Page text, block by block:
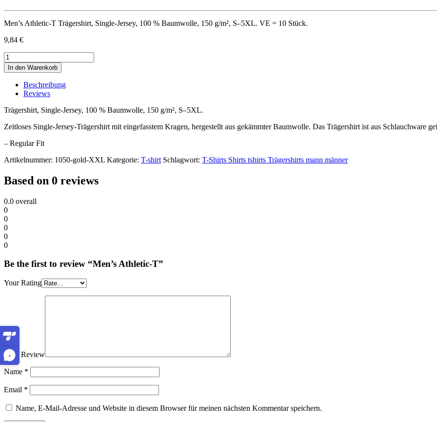
-
Men’s Athletic-T Trägershirt, Single-Jersey, 100 % Baumwolle, 150 g/m², S–5XL. VE = 10 Stück.
9,84 €
Men’s
Athletic-
T
quantity
In den Warenkorb
Beschreibung
Reviews
Trägershirt, Single-Jersey, 100 % Baumwolle, 150 g/m², S–5XL.
Zeitloses Single-Jersey-Trägershirt mit eingefasstem Kragen, hergestellt aus gekämmter Baumwolle. Das Trägershirt ist aus Schlauchware
– Regular Fit
Artikelnummer: 1050-gold-XXL Kategorie: T-shirt Schlagwort: T-Shirts Shirts tshirts Trägershirts mann männer
Based on 0 reviews
0.0 overall
0
0
0
0
0
Be the first to review “Men’s Athletic-T”
Your Rating
Your Review
Name *
Email *
Name, E-Mail-Adresse und Website in diesem Browser für meinen nächsten Kommentar speichern.